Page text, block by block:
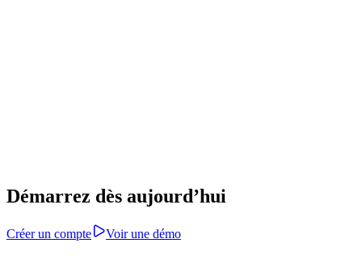
Démarrez dès aujourd’hui
Créer un compte Voir une démo